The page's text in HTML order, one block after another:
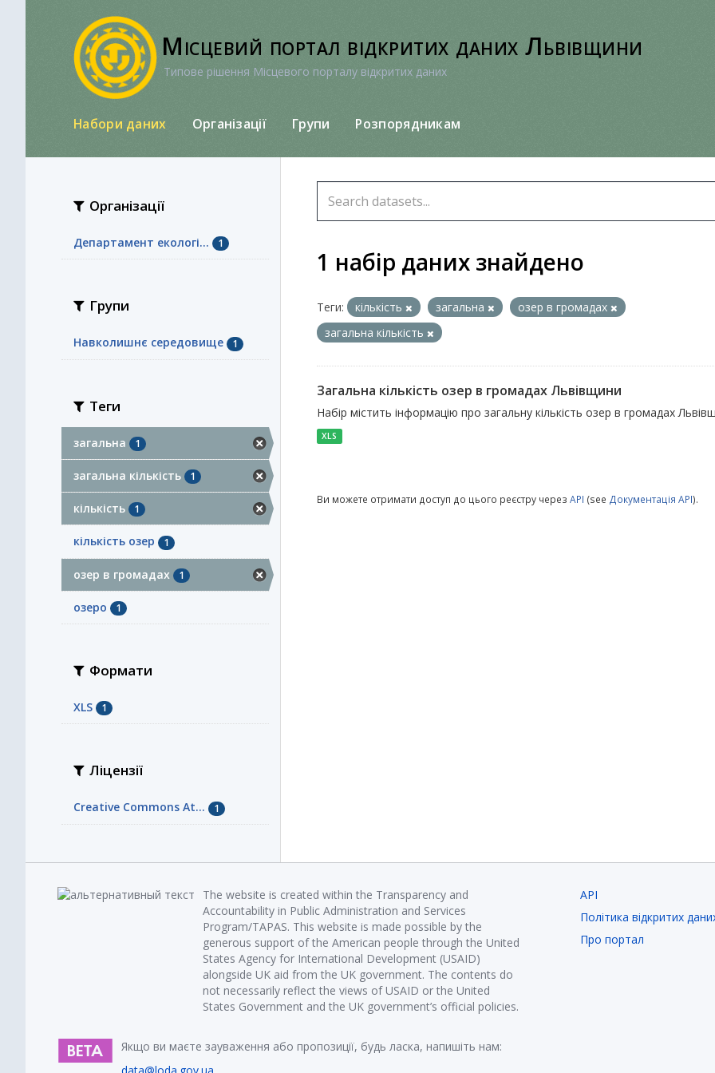
Місцевий портал відкритих даних Львівщини
Типове рішення Місцевого порталу відкритих даних
Набори даних Організації Групи Розпорядникам
Організації
Департамент екологі... 1
Групи
Навколишнє середовище 1
Теги
загальна 1
загальна кількість 1
кількість 1
кількість озер 1
озер в громадах 1
озеро 1
Формати
XLS 1
Ліцензії
Creative Commons At... 1
1 набір даних знайдено
Теги: кількість загальна
озер в громадах
загальна кількість
Загальна кількість озер в громадах Львівщини
Набір містить інформацію про загальну кількість озер в громадах
XLS
Ви можете отримати доступ до цього реєстру через API (see Документація API).
The website is created within the Transparency and
Accountability in Public Administration and Services
Program/TAPAS. This website is made possible by the
generous support of the American people through the United
States Agency for International Development (USAID)
alongside UK aid from the UK government. The contents do
not necessarily reflect the views of USAID or the United
States Government and the UK government’s official policies.
Якщо ви маєте зауваження або пропозиції, будь ласка, напишіть нам:
data@loda.gov.ua
API
Політика відкритих
Про портал